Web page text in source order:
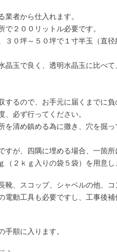
者から仕入れます。
２００リットル必要です。
０坪～５０坪で１寸半玉（直
玉で良く、透明水晶玉に比べ
するので、お手元に届くまでに
必ず行ってください。
清め鎮める為に撒き、穴を掘っ
が、四隅に埋める場合、一箇
２ｋｇ入りの袋５袋）を用意し
、スコップ、シャベルの他、
電動工具も必要ですし、工事後
順に入ります。